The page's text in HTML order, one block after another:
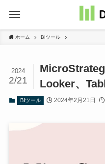
ホーム BIツール
Looker、
2024
2/21
BIツール 2024年2月21日